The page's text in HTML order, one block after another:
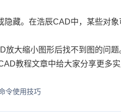
隐藏。在浩辰CAD中，某些对
放大缩小图形后找不到图的问
教程文章中给大家分享更多实
令使用技巧